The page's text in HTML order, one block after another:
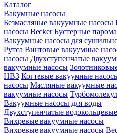
Каталог
Вакумные насосы
Безмасляные вакуумные насосы
насосы Becker Бустерные
Вакуумные насосы для
Рутса Винтовые вакуумные
насосы Двухступенчатые
вакуумные насосы
НВЗ Когтевые вакуумные
насосы Масляные вакуумные
вакуумные насосы
Вакуумные насосы для воды
Двухступенчатые
Вихревые вакуумные насосы
Вихревые вакуумные насосы